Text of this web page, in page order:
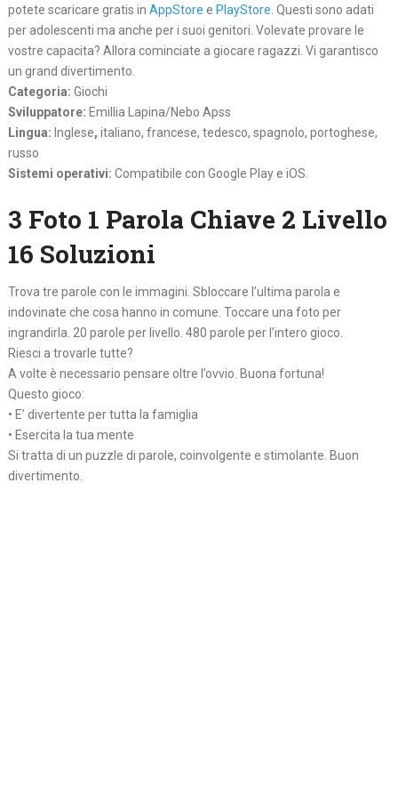
potete scaricare gratis in AppStore e PlayStore. Questi sono adati
per adolescenti ma anche per i suoi genitori. Volevate provare le
vostre capacita? Allora cominciate a giocare ragazzi. Vi garantisco
un grand divertimento.
Categoria: Giochi
Sviluppatore: Emillia Lapina/Nebo Apss
Lingua: Inglese, italiano, francese, tedesco, spagnolo, portoghese,
russo
Sistemi operativi: Compatibile con Google Play e iOS.
3 Foto 1 Parola Chiave 2 Livello
16 Soluzioni
Trova tre parole con le immagini. Sbloccare l’ultima parola e
indovinate che cosa hanno in comune. Toccare una foto per
ingrandirla. 20 parole per livello. 480 parole per l’intero gioco.
Riesci a trovarle tutte?
A volte è necessario pensare oltre l’ovvio. Buona fortuna!
Questo gioco:
• E’ divertente per tutta la famiglia
• Esercita la tua mente
Si tratta di un puzzle di parole, coinvolgente e stimolante. Buon
divertimento.